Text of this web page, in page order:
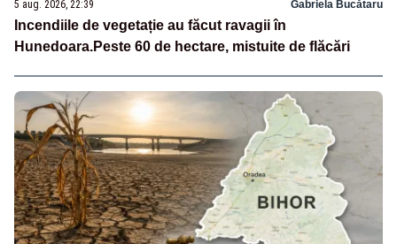
5 aug. 2026, 22:39 Gabriela Bucătaru
Incendiile de vegetație au făcut ravagii în
Hunedoara.Peste 60 de hectare, mistuite de flăcări